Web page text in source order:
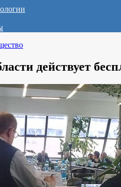
действует